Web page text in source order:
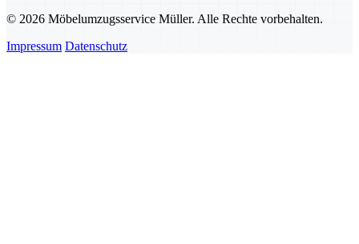
© 2026 Möbelumzugsservice Müller. Alle Rechte vorbehalten.
Impressum Datenschutz